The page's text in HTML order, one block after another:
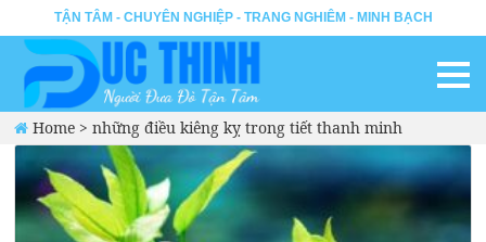
TẬN TÂM - CHUYÊN NGHIỆP - TRANG NGHIÊM - MINH BẠCH
Home >những điều kiêng kỵ trong tiết thanh minh